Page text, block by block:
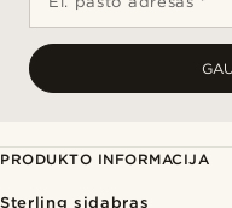
PRODUKTO INFORMACIJA
Sterling sidabras